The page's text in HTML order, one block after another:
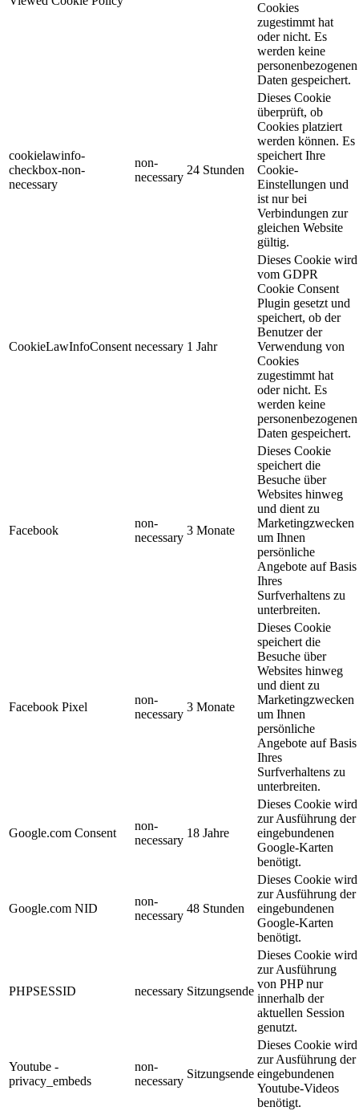
Cookies
zugestimmt hat
oder nicht. Es
werden keine
personenbezogenen
Daten gespeichert.
cookielawinfo-
checkbox-non-
necessary
non-
necessary
24 Stunden
Dieses Cookie
überprüft, ob
Cookies platziert
werden können. Es
speichert Ihre
Cookie-
Einstellungen und
ist nur bei
Verbindungen zur
gleichen Website
gültig.
CookieLawInfoConsent necessary 1 Jahr
Dieses Cookie wird
vom GDPR
Cookie Consent
Plugin gesetzt und
speichert, ob der
Benutzer der
Verwendung von
Cookies
zugestimmt hat
oder nicht. Es
werden keine
personenbezogenen
Daten gespeichert.
Facebook
non-
necessary
3 Monate
Dieses Cookie
speichert die
Besuche über
Websites hinweg
und dient zu
Marketingzwecken
um Ihnen
persönliche
Angebote auf Basis
Ihres
Surfverhaltens zu
unterbreiten.
Facebook Pixel
non-
necessary
3 Monate
Dieses Cookie
speichert die
Besuche über
Websites hinweg
und dient zu
Marketingzwecken
um Ihnen
persönliche
Angebote auf Basis
Ihres
Surfverhaltens zu
unterbreiten.
Google.com Consent
non-
necessary
18 Jahre
Dieses Cookie wird
zur Ausführung der
eingebundenen
Google-Karten
benötigt.
Google.com NID
non-
necessary
48 Stunden
Dieses Cookie wird
zur Ausführung der
eingebundenen
Google-Karten
benötigt.
PHPSESSID necessary Sitzungsende
Dieses Cookie wird
zur Ausführung
von PHP nur
innerhalb der
aktuellen Session
genutzt.
Youtube -
privacy_embeds
non-
necessary
Sitzungsende
Dieses Cookie wird
zur Ausführung der
eingebundenen
Youtube-Videos
benötigt.